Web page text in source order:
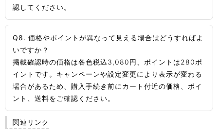
認してください。
Q8. 価格やポイントが異なって見える場合はどうすればよ
いですか？
掲載確認時の価格は各色税込3,080円、ポイントは280ポ
イントです。キャンペーンや設定変更により表示が変わる
場合があるため、購入手続き前にカート付近の価格、ポイ
ント、送料をご確認ください。
関連リンク